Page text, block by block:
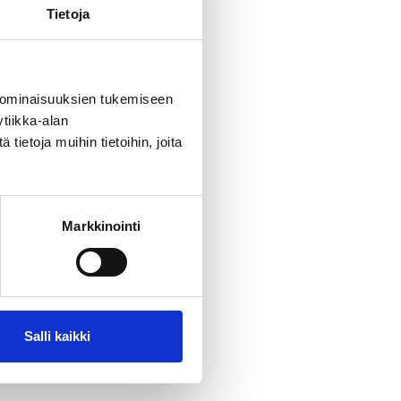
Tietoja
tukemiseen
alan
tietoja muihin tietoihin, joita
Markkinointi
Salli kaikki
herkut.
ennen
ja